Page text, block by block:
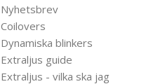
Nyhetsbrev
Coilovers
Dynamiska blinkers
Extraljus guide
Extraljus - vilka ska jag